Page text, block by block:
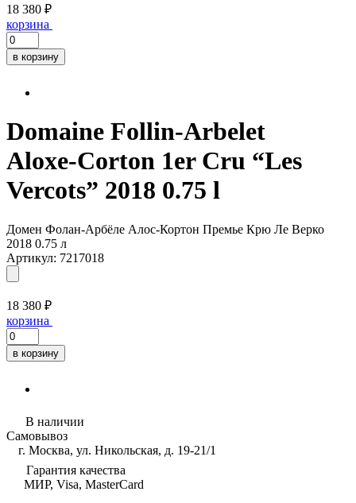
18 380 ₽
корзина
в корзину
Domaine Follin-Arbelet
Aloxe-Corton 1er Cru “Les
Vercots” 2018 0.75 l
Домен Фолан-Арбёле Алос-Кортон Премье Крю Ле Верко
2018 0.75 л
Артикул: 7217018
18 380 ₽
корзина
в корзину
В наличии
Самовывоз
г. Москва, ул. Никольская, д. 19-21/1
Гарантия качества
МИР, Visa, MasterCard